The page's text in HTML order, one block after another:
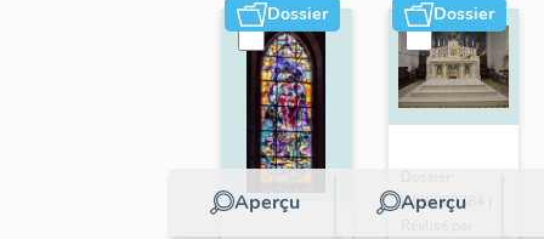
Dossier
Aperçu
Dossier
Aperçu
IM85000784 |